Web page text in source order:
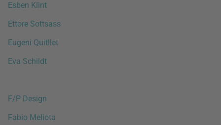
Esben Klint
Ettore Sottsass
Eugeni Quitllet
Eva Schildt
F/P Design
Fabio Meliota